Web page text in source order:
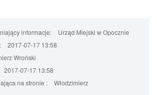
informacje:
Urząd Miejski w Opocznie
2017-07-17 13:58
Wroński
2017-07-17 13:58
na stronie :
Włodzimierz